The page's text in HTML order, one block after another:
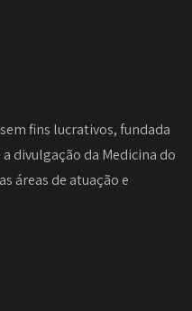
fins lucrativos, fundada
a divulgação da Medicina do
áreas de atuação e